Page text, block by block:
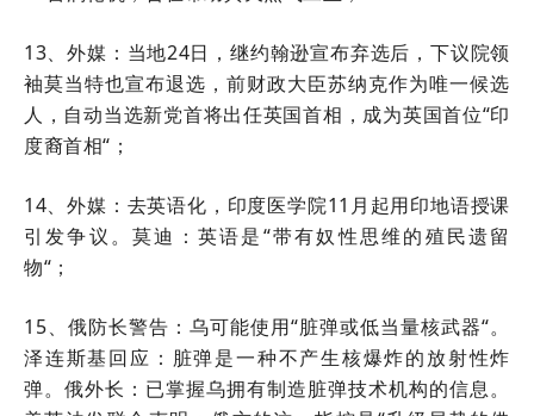
13、外媒：当地24日，继约翰逊宣布弃选后，下议院领
袖莫当特也宣布退选，前财政大臣苏纳克作为唯一候选
人，自动当选新党首将出任英国首相，成为英国首位“印
度裔首相“；
14、外媒：去英语化，印度医学院11月起用印地语授课
引发争议。莫迪：英语是“带有奴性思维的殖民遗留
物“；
15、俄防长警告：乌可能使用“脏弹或低当量核武器“。
泽连斯基回应：脏弹是一种不产生核爆炸的放射性炸
弹。俄外长：已掌握乌拥有制造脏弹技术机构的信息。